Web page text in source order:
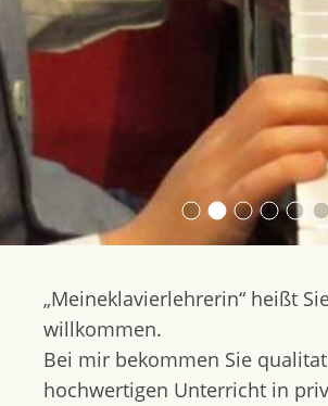
„Meineklavierlehrerin“ heißt
willkommen.
Bei mir bekommen Sie
hochwertigen Unterricht in